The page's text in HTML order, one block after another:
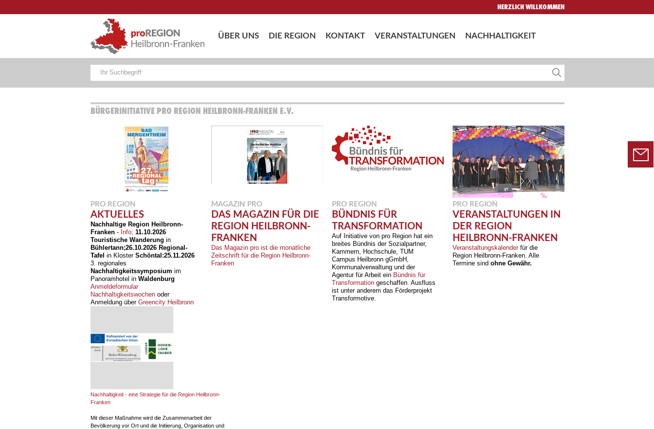
HERZLICH WILLKOMMEN
ÜBER UNS DIE REGION KONTAKT VERANSTALTUNGEN NACHHALTIGKEIT
BÜRGERINITIATIVE PRO REGION HEILBRONN-FRANKEN E.V.
PRO REGION
AKTUELLES
Nachhaltige Region Heilbronn-
Franken- Info; 11.10.2026
Touristische Wanderung in
Bühlertann;26.10.2026 Regional-
Tafel in Kloster Schöntal:25.11.2026
3. regionales
Nachhaltigkeitssymposium im
Panoramhotel in Waldenburg
Anmeldeformular
Nachhaltigkeitswochen oder
Anmeldung über Greencity Heilbronn
MAGAZIN PRO
DAS MAGAZIN FÜR DIE
REGION HEILBRONN-
FRANKEN
Das Magazin pro ist die monatliche
Zeitschrift für die Region Heilbronn-
Franken
PRO REGION
BÜNDNIS FÜR
TRANSFORMATION
Auf Initiative von pro Region hat ein
breites Bündnis der Sozialpartner,
Kammern, Hochschule, TUM
Campus Heilbronn gGmbH,
Kommunalverwaltung und der
Agentur für Arbeit ein Bündnis für
Transformationgeschaffen. Ausfluss
ist unter anderem das Förderprojekt
Transformotive.
PRO REGION
VERANSTALTUNGEN IN
DER REGION
HEILBRONN-FRANKEN
Veranstaltungskalender für die
Region Heilbronn-Franken. Alle
Termine sind ohne Gewähr.
Nachhaltigkeit - eine Strategie für die Region Heilbronn-
Franken
Mit dieser Maßnahme wird die Zusammenarbeit der
Bevölkerung vor Ort und die Initiierung, Organisation und